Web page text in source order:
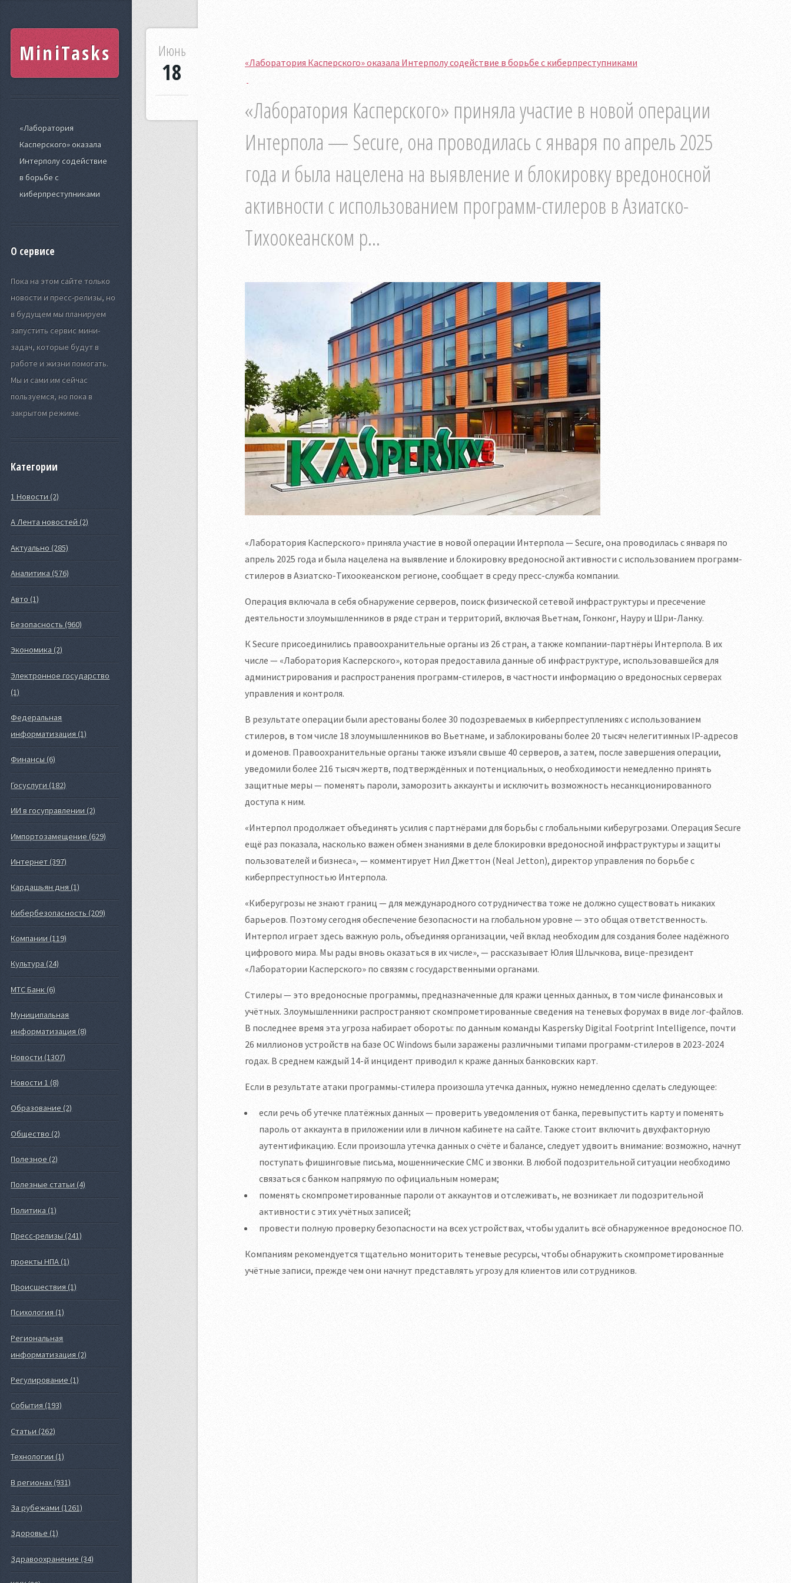
MiniTasks
«Лаборатория
Касперского» оказала
Интерполу содействие
в борьбе с
киберпреступниками
О сервисе
Пока на этом сайте только
новости и пресс-релизы, но
в будущем мы планируем
запустить сервис мини-
задач, которые будут в
работе и жизни помогать.
Мы и сами им сейчас
пользуемся, но пока в
закрытом режиме.
Категории
1 Новости (2)
А Лента новостей (2)
Актуально (285)
Аналитика (576)
Авто (1)
Безопасность (960)
Экономика (2)
Электронное государство
(1)
Федеральная
информатизация (1)
Финансы (6)
Госуслуги (182)
ИИ в госуправлении (2)
Импортозамещение (629)
Интернет (397)
Кардашьян дня (1)
Кибербезопасность (209)
Компании (119)
Культура (24)
МТС Банк (6)
Муниципальная
информатизация (8)
Новости (1307)
Новости 1 (8)
Образование (2)
Общество (2)
Полезное (2)
Полезные статьи (4)
Политика (1)
Пресс-релизы (241)
проекты НПА (1)
Происшествия (1)
Психология (1)
Региональная
информатизация (2)
Регулирование (1)
События (193)
Статьи (262)
Технологии (1)
В регионах (931)
За рубежами (1261)
Здоровье (1)
Здравоохранение (34)
«Лаборатория Касперского» оказала Интерполу содействие в борьбе с киберпреступниками
«Лаборатория Касперского» приняла участие в новой операции
Интерпола — Secure, она проводилась с января по апрель 2025
года и была нацелена на выявление и блокировку вредоносной
активности с использованием программ-стилеров в Азиатско-
Тихоокеанском р...
Июнь
18
«Лаборатория Касперского» приняла участие в новой операции Интерпола — Secure, она проводилась с января по
апрель 2025 года и была нацелена на выявление и блокировку вредоносной активности с использованием программ-
стилеров в Азиатско-Тихоокеанском регионе, сообщает в среду пресс-служба компании.
Операция включала в себя обнаружение серверов, поиск физической сетевой инфраструктуры и пресечение
деятельности злоумышленников в ряде стран и территорий, включая Вьетнам, Гонконг, Науру и Шри-Ланку.
К Secure присоединились правоохранительные органы из 26 стран, а также компании-партнёры Интерпола. В их
числе — «Лаборатория Касперского», которая предоставила данные об инфраструктуре, использовавшейся для
администрирования и распространения программ-стилеров, в частности информацию о вредоносных серверах
управления и контроля.
В результате операции были арестованы более 30 подозреваемых в киберпреступлениях с использованием
стилеров, в том числе 18 злоумышленников во Вьетнаме, и заблокированы более 20 тысяч нелегитимных IP-адресов
и доменов. Правоохранительные органы также изъяли свыше 40 серверов, а затем, после завершения операции,
уведомили более 216 тысяч жертв, подтверждённых и потенциальных, о необходимости немедленно принять
защитные меры — поменять пароли, заморозить аккаунты и исключить возможность несанкционированного
доступа к ним.
«Интерпол продолжает объединять усилия с партнёрами для борьбы с глобальными киберугрозами. Операция Secure
ещё раз показала, насколько важен обмен знаниями в деле блокировки вредоносной инфраструктуры и защиты
пользователей и бизнеса», — комментирует Нил Джеттон (Neal Jetton), директор управления по борьбе с
киберпреступностью Интерпола.
«Киберугрозы не знают границ — для международного сотрудничества тоже не должно существовать никаких
барьеров. Поэтому сегодня обеспечение безопасности на глобальном уровне — это общая ответственность.
Интерпол играет здесь важную роль, объединяя организации, чей вклад необходим для создания более надёжного
цифрового мира. Мы рады вновь оказаться в их числе», — рассказывает Юлия Шлычкова, вице-президент
«Лаборатории Касперского» по связям с государственными органами.
Стилеры — это вредоносные программы, предназначенные для кражи ценных данных, в том числе финансовых и
учётных. Злоумышленники распространяют скомпрометированные сведения на теневых форумах в виде лог-файлов.
В последнее время эта угроза набирает обороты: по данным команды Kaspersky Digital Footprint Intelligence, почти
26 миллионов устройств на базе ОС Windows были заражены различными типами программ-стилеров в 2023-2024
годах. В среднем каждый 14-й инцидент приводил к краже данных банковских карт.
Если в результате атаки программы-стилера произошла утечка данных, нужно немедленно сделать следующее:
если речь об утечке платёжных данных — проверить уведомления от банка, перевыпустить карту и поменять
пароль от аккаунта в приложении или в личном кабинете на сайте. Также стоит включить двухфакторную
аутентификацию. Если произошла утечка данных о счёте и балансе, следует удвоить внимание: возможно, начнут
поступать фишинговые письма, мошеннические СМС и звонки. В любой подозрительной ситуации необходимо
связаться с банком напрямую по официальным номерам;
поменять скомпрометированные пароли от аккаунтов и отслеживать, не возникает ли подозрительной
активности с этих учётных записей;
провести полную проверку безопасности на всех устройствах, чтобы удалить всё обнаруженное вредоносное ПО.
Компаниям рекомендуется тщательно мониторить теневые ресурсы, чтобы обнаружить скомпрометированные
учётные записи, прежде чем они начнут представлять угрозу для клиентов или сотрудников.